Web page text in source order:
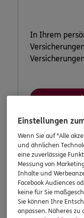
In Ihrem
Einstellungen
Wenn Sie auf "Alle
und ähnlichen
eine zuverlässige
Messung von
Inhalte und
Facebook Audiences
keine für Sie
Sie können Ihre
anpassen. Näheres